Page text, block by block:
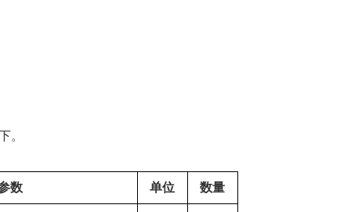
。
数 单位 数量